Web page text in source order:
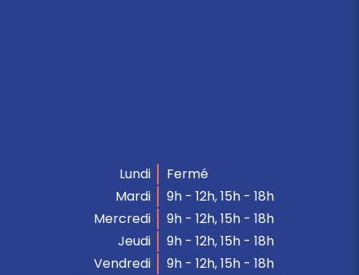
Lundi
Fermé
Mardi
9h - 12h,15h - 18h
Mercredi
9h - 12h,15h - 18h
Jeudi
9h - 12h,15h - 18h
Vendredi
9h - 12h,15h - 18h